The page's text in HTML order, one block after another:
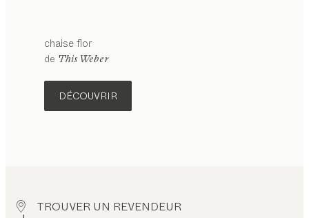
chaiseflor
de This Weber
DÉCOUVRIR
TROUVER UN REVENDEUR